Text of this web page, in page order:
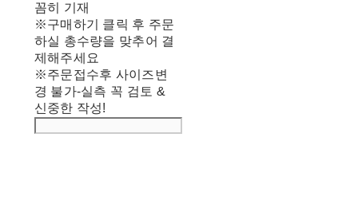
꼼히 기재
※구매하기 클릭 후 주문
하실 총수량을 맞추어 결
제해주세요
※주문접수후 사이즈변
경 불가-실측 꼭 검토 &
신중한 작성!